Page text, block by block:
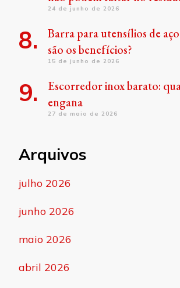
24 de junho de 2026
Barra para utensílios de
são os benefícios?
15 de junho de 2026
Escorredor inox barato:
engana
27 de maio de 2026
Arquivos
julho 2026
junho 2026
maio 2026
abril 2026